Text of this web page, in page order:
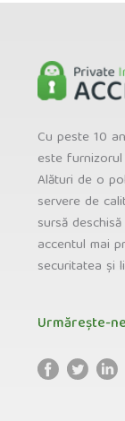
Cu peste 10
este
Alături de o
servere de
sursă
accentul mai
securitatea și
Urmărește-